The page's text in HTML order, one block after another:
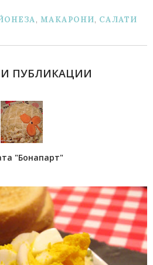
, МАКАРОНИ, САЛАТИ
ПУБЛИКАЦИИ
"Бонапарт"